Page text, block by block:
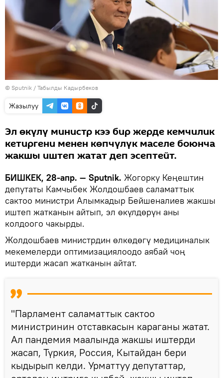
© Sputnik / Табылды Кадырбеков
Жазылуу
Эл өкүлү министр кээ бир жерде кемчилик
кетиргени менен көпчүлүк маселе боюнча
жакшы иштеп жатат деп эсептейт.
БИШКЕК, 28-апр. — Sputnik. Жогорку Кеңештин
депутаты Камчыбек Жолдошбаев саламаттык
сактоо министри Алымкадыр Бейшеналиев жакшы
иштеп жатканын айтып, эл өкүлдөрүн аны
колдоого чакырды.
Жолдошбаев министрдин өлкөдөгү медициналык
мекемелерди оптимизациялоодо аябай чоң
иштерди жасап жатканын айтат.
"Парламент саламаттык сактоо
министринин отставкасын караганы жатат.
Ал пандемия маалында жакшы иштерди
жасап, Түркия, Россия, Кытайдан бери
кыдырып келди. Урматтуу депутаттар,